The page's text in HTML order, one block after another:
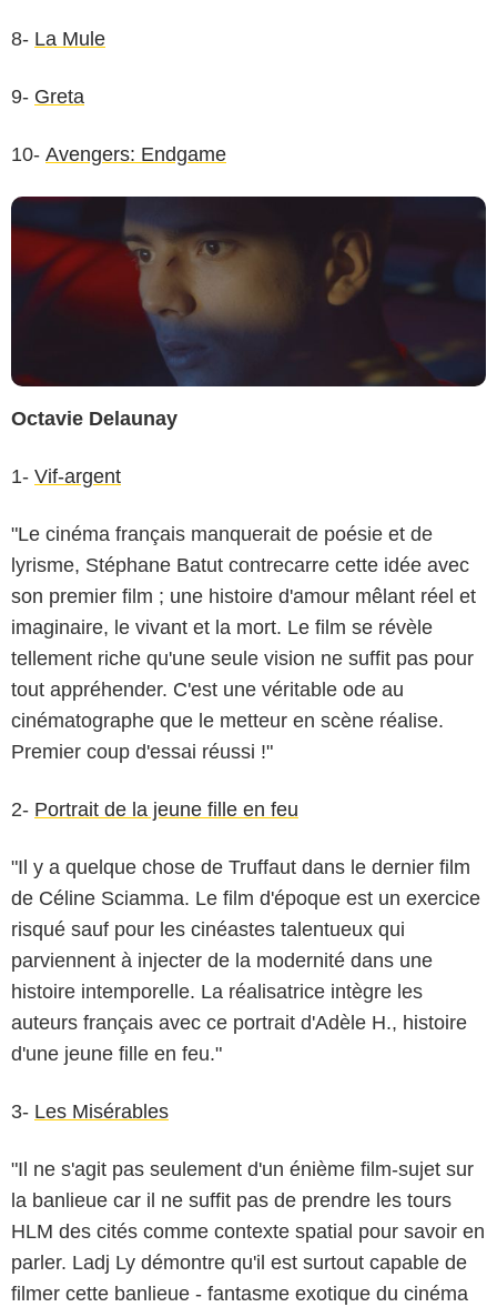
8- La Mule
9- Greta
10- Avengers: Endgame
Octavie Delaunay
1- Vif-argent
"Le cinéma français manquerait de poésie et de
lyrisme, Stéphane Batut contrecarre cette idée avec
son premier film ; une histoire d'amour mêlant réel et
imaginaire, le vivant et la mort. Le film se révèle
tellement riche qu'une seule vision ne suffit pas pour
tout appréhender. C'est une véritable ode au
cinématographe que le metteur en scène réalise.
Premier coup d'essai réussi !"
2- Portrait de la jeune fille en feu
"Il y a quelque chose de Truffaut dans le dernier film
de Céline Sciamma. Le film d'époque est un exercice
risqué sauf pour les cinéastes talentueux qui
parviennent à injecter de la modernité dans une
histoire intemporelle. La réalisatrice intègre les
auteurs français avec ce portrait d'Adèle H., histoire
d'une jeune fille en feu."
3- Les Misérables
"Il ne s'agit pas seulement d'un énième film-sujet sur
la banlieue car il ne suffit pas de prendre les tours
HLM des cités comme contexte spatial pour savoir en
parler. Ladj Ly démontre qu'il est surtout capable de
filmer cette banlieue - fantasme exotique du cinéma